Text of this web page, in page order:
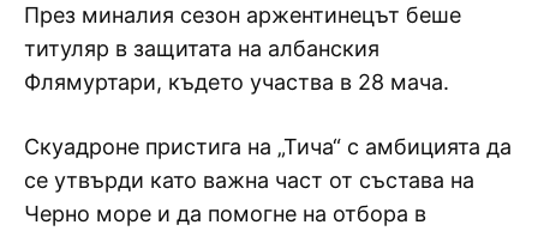
През миналия сезон аржентинецът беше
титуляр в защитата на албанския
Флямуртари, където участва в 28 мача.
Скуадроне пристига на „Тича“ с амбицията да
се утвърди като важна част от състава на
Черно море и да помогне на отбора в